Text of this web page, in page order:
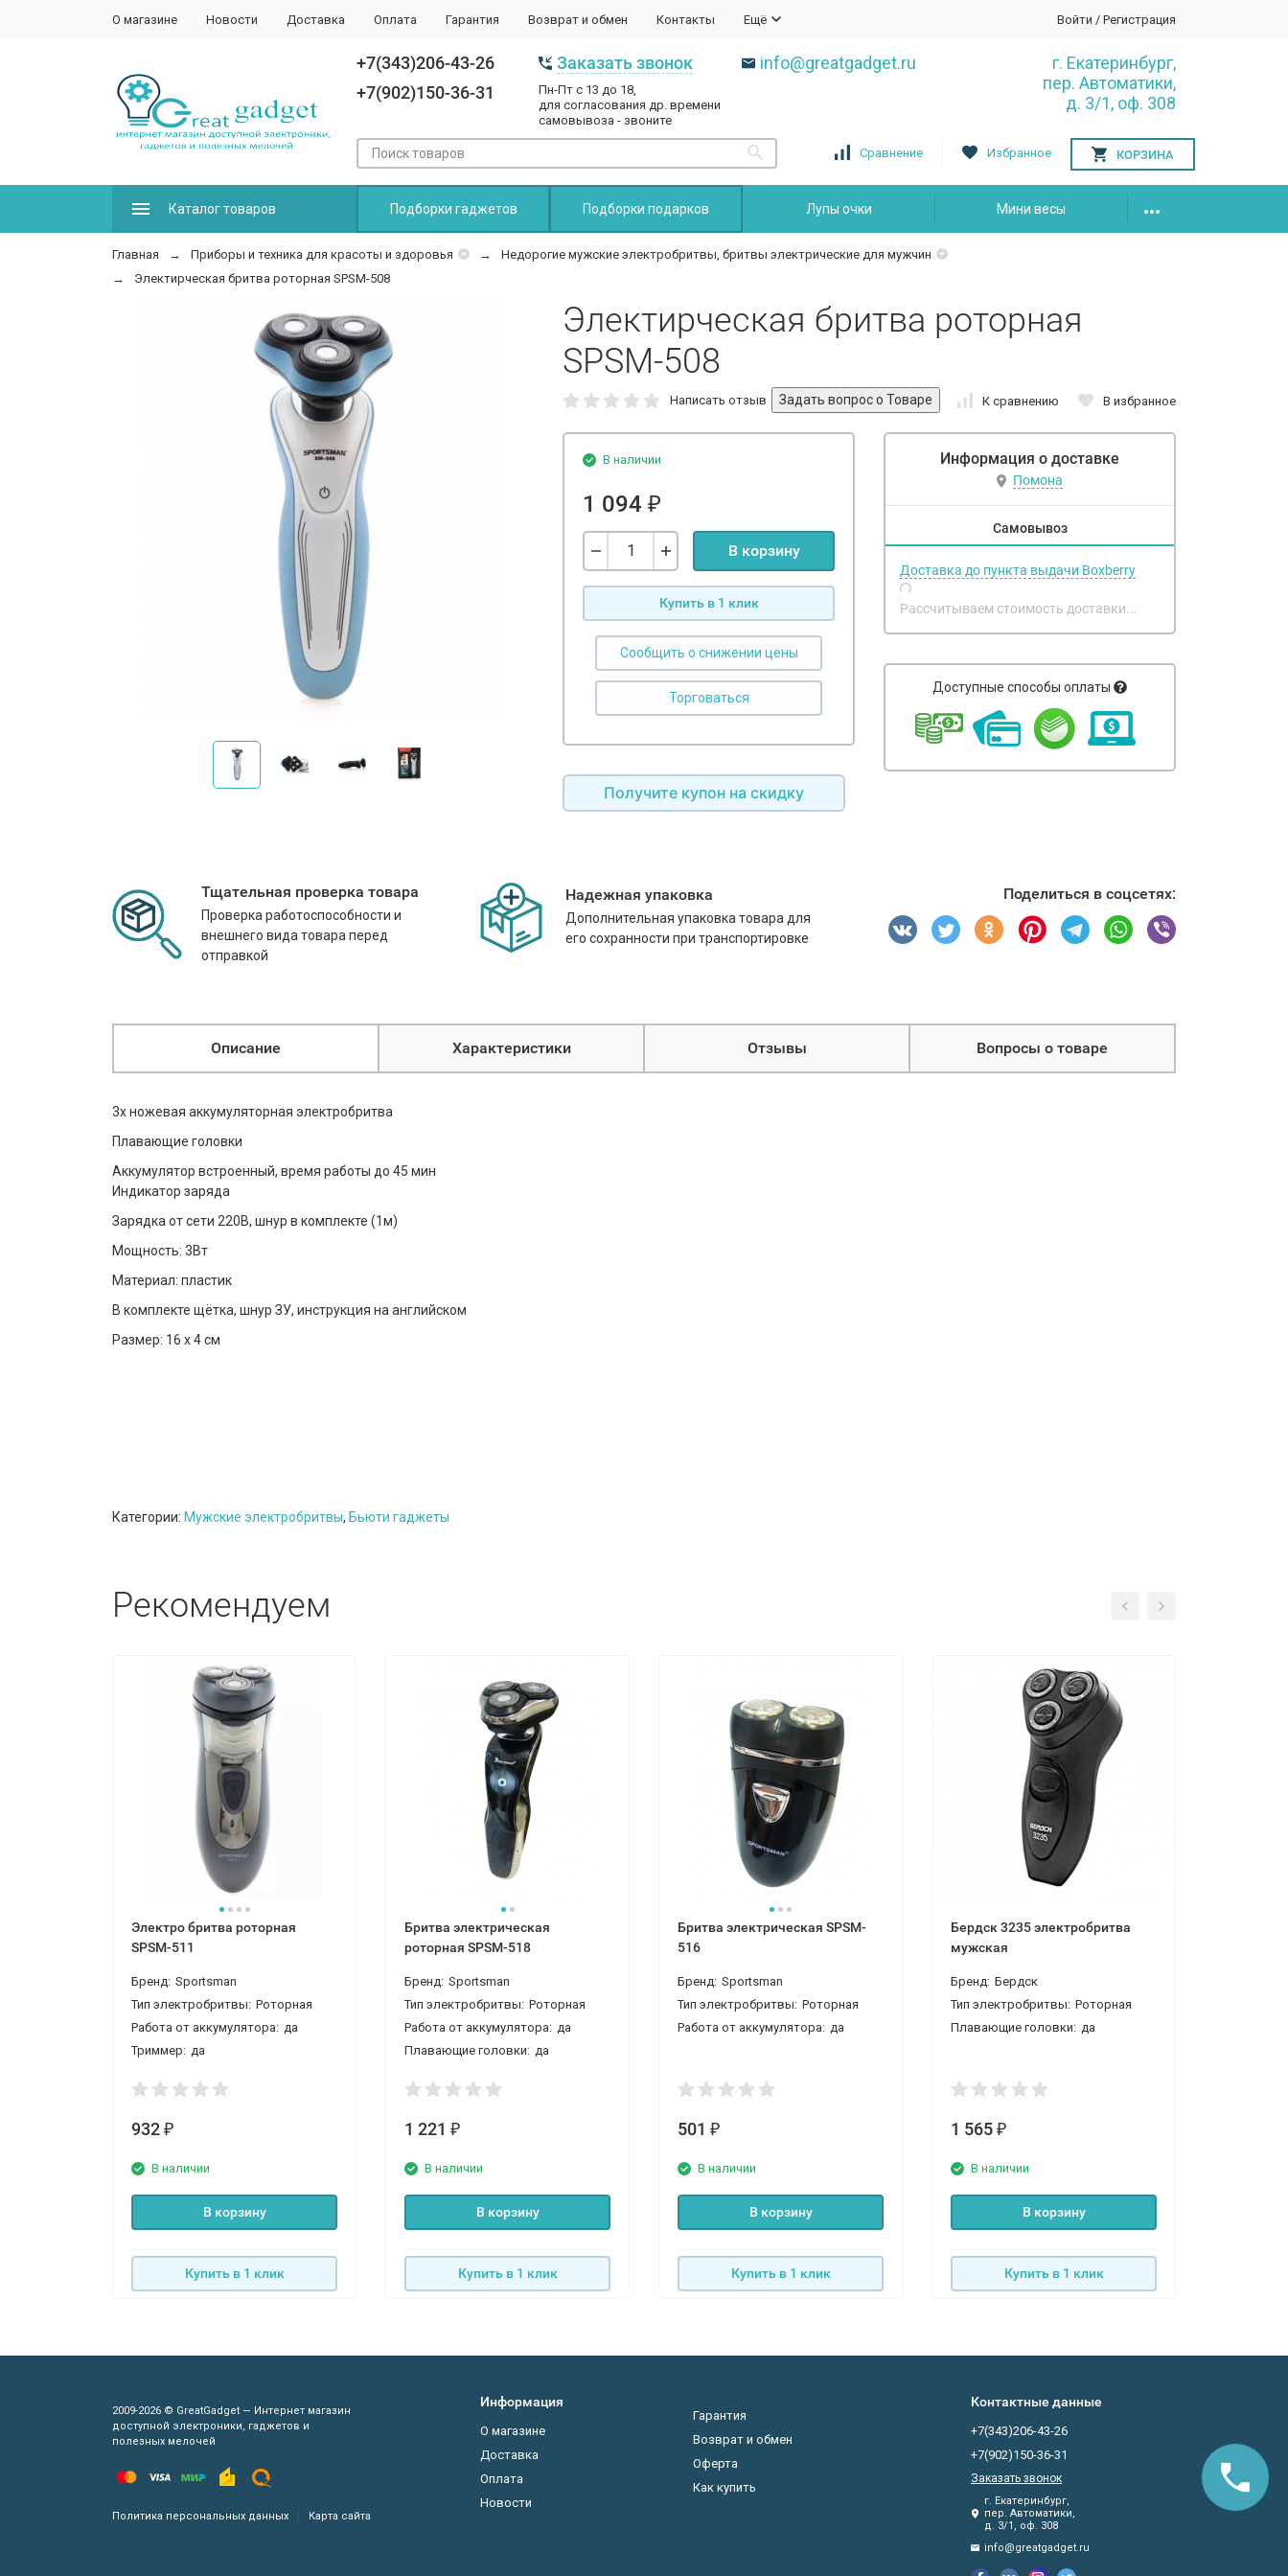
О магазине Новости Доставка Оплата Гарантия Возврат и обмен Контакты Ещё Войти / Регистрация
+7(343)206-43-26
+7(902)150-36-31
Заказать звонок
Пн-Пт с 13 до 18,
для согласования др. времени
самовывоза - звоните
info@greatgadget.ru
г. Екатеринбург,
пер. Автоматики,
д. 3/1, оф. 308
Сравнение Избранное КОРЗИНА
Каталог товаров Подборки гаджетов Подборки подарков Лупы очки Мини весы
Главная Приборы и техника для красоты и здоровья
Недорогие мужские электробритвы, бритвы электрические для мужчин
Электирческая бритва роторная SPSM-508
Электирческая бритва роторная
SPSM-508
Написать отзыв К сравнению В избранное
В наличии
1 094 ₽
В корзину
Купить в 1 клик
Сообщить о снижении цены
Получите купон на скидку
Информация о доставке
Помона
Самовывоз
Доставка до пункта выдачи Boxberry
Рассчитываем стоимость доставки...
Доступные способы оплаты
Тщательная проверка товара
Проверка работоспособности и
внешнего вида товара перед
отправкой
Надежная упаковка
Дополнительная упаковка товара для
его сохранности при транспортировке
Поделиться в соцсетях:
Описание Характеристики Отзывы Вопросы о товаре
3х ножевая аккумуляторная электробритва
Плавающие головки
Аккумулятор встроенный, время работы до 45 мин
Индикатор заряда
Зарядка от сети 220В, шнур в комплекте (1м)
Мощность: 3Вт
Материал: пластик
В комплекте щётка, шнур ЗУ, инструкция на английском
Размер: 16 х 4 см
Категории: Мужские электробритвы, Бьюти гаджеты
Рекомендуем
Электро бритва роторная
SPSM-511
Бренд: Sportsman
Тип электробритвы: Роторная
Работа от аккумулятора: да
Триммер: да
932 ₽
В наличии
В корзину
Купить в 1 клик
Бритва электрическая
роторная SPSM-518
Бренд: Sportsman
Тип электробритвы: Роторная
Работа от аккумулятора: да
Плавающие головки: да
1 221 ₽
В наличии
В корзину
Купить в 1 клик
Бритва электрическая SPSM-
516
Бренд: Sportsman
Тип электробритвы: Роторная
Работа от аккумулятора: да
501 ₽
В наличии
В корзину
Купить в 1 клик
Бердск 3235 электробритва
мужская
Бренд: Бердск
Тип электробритвы: Роторная
Плавающие головки: да
1 565 ₽
В наличии
В корзину
Купить в 1 клик
2009-2026 © GreatGadget — Интернет магазин
доступной электроники, гаджетов и
полезных мелочей
Политика персональных данных Карта сайта
Информация
О магазине
Доставка
Оплата
Новости
Гарантия
Возврат и обмен
Оферта
Как купить
Контактные данные
+7(343)206-43-26
+7(902)150-36-31
Заказать звонок
г. Екатеринбург,
пер. Автоматики,
д. 3/1, оф. 308
info@greatgadget.ru